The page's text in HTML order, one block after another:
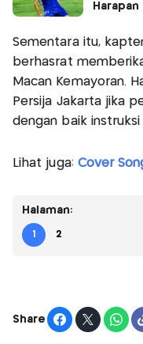
Sementara itu,
berhasrat
Macan Kemayoran.
Persija Jakarta jika
dengan baik instruksi
Lihat juga: Cover
Halaman:
1 2
Share